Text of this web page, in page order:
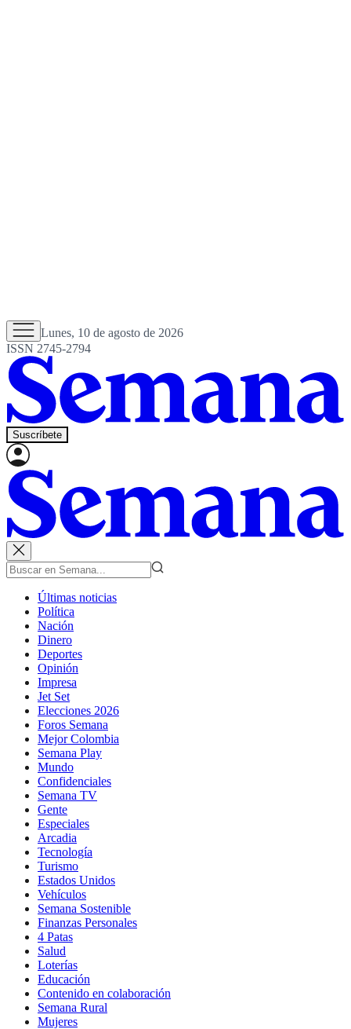
Lunes, 10 de agosto de 2026
ISSN 2745-2794
Suscríbete
Últimas noticias
Política
Nación
Dinero
Deportes
Opinión
Impresa
Jet Set
Elecciones 2026
Foros Semana
Mejor Colombia
Semana Play
Mundo
Confidenciales
Semana TV
Gente
Especiales
Arcadia
Tecnología
Turismo
Estados Unidos
Vehículos
Semana Sostenible
Finanzas Personales
4 Patas
Salud
Loterías
Educación
Contenido en colaboración
Semana Rural
Mujeres